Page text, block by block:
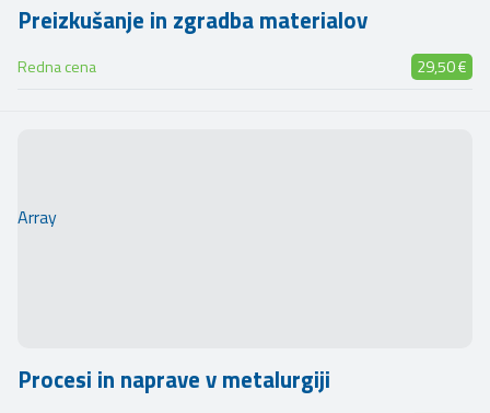
Preizkušanje in zgradba materialov
Redna cena 29,50 €
Array
Procesi in naprave v metalurgiji